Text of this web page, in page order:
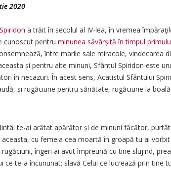
2020
a trăit în secolul al IV-lea, în vremea
cunoscut pentru minunea săvârșită în timpul
între marile sale miracole, vindecarea
și pentru alte minuni, Sfântul Spiridon este
în necazuri. În acest sens, Acatistul Sfântului
și rugăciune pentru sănătate, rugăciune la
te-ai arătat apărător și de minuni făcător,
cu femeia cea moartă în groapă tu ai
îngeri ai avut împreună cu tine slujind,
ce te-a încununat; slavă Celui ce lucrează prin tine